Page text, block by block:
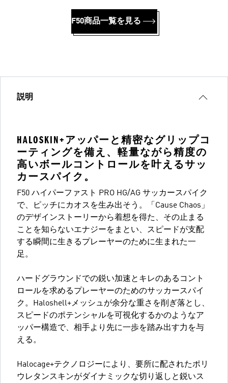
F50商品一覧を見る
説明
HALOSKIN+アッパーと精密なグリップコ
ーティングを備え、軽量ながら精度の
高いボールコントロールを叶えるサッ
カースパイク。
F50 ハイパーファスト PRO HG/AG サッカースパイク
で、ピッチにカオスを生み出そう。「Cause Chaos」
のデザインストーリーから着想を得た、その止まる
ことを知らないエナジーをまとい、スピードが支配
する瞬間に生きるプレーヤーのために生まれた一
足。
ハードグラウンドでの鋭い加速とキレのあるコント
ロールを求めるプレーヤーのためのサッカースパイ
ク。Haloshell+メッシュが余分な重さを削ぎ落とし、
スピードのポテンシャルを可視化するかのようなア
ッパー構造で、相手より先に一歩を踏み出す力を与
える。
Halocage+テクノロジーにより、要所に配されたポリ
ウレタンスキンがダイナミックな切り返しと鋭いス